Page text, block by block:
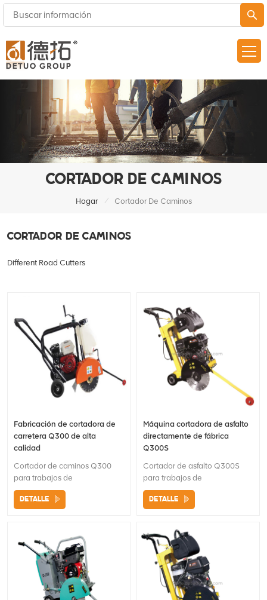
CORTADOR DE CAMINOS
Hogar / Cortador De Caminos
CORTADOR DE CAMINOS
Different Road Cutters
Fabricación de cortadora de
carretera Q300 de alta
calidad
Cortador de caminos Q300
para trabajos de
construcciónMango de agarre
cómodo Tanque de agua fácil
rueda indicadora ajustable
DETALLE
Máquina cortadora de asfalto
directamente de fábrica
Q300S
Cortador de asfalto Q300S
para trabajos de
construcciónMango de agarre
cómodo Manivela de
corte Cuchillas opcionales
Durabel Fácil desmontaje,
tanque antioxidante.
DETALLE